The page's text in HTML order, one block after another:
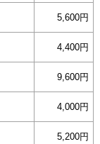
5,600円
4,400円
9,600円
4,000円
5,200円